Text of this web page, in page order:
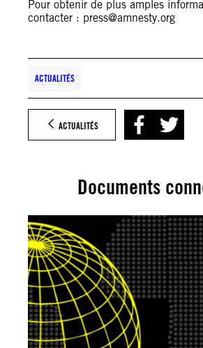
Pour obtenir de plus amples
contacter : press@amnesty.org
ACTUALITÉS
ACTUALITÉS
Documents